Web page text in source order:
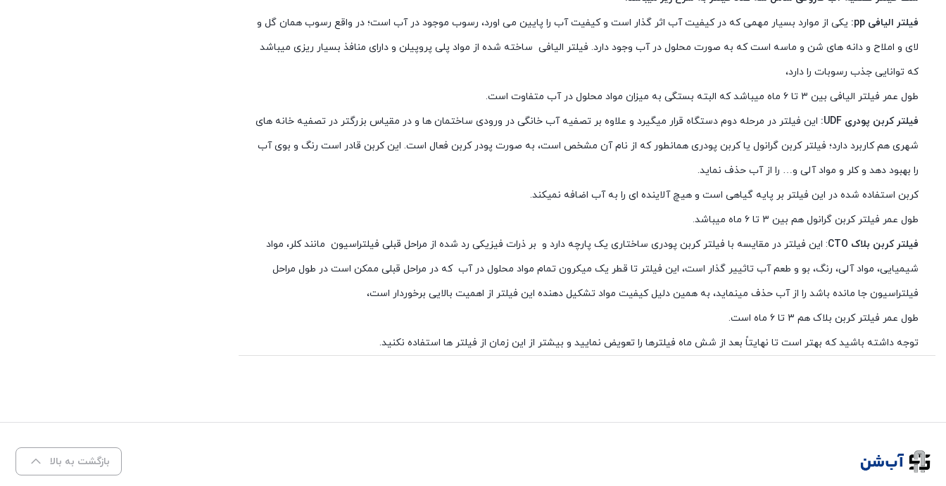
فیلتر الیافی pp:
یکی از موارد بسیار مهمی که در کیفیت آب اثر گذار است و کیفیت آب را پایین می اورد، رسوب موجود در آب است؛ در واقع رسوب همان گل و
لای و املاح و دانه های شن و ماسه است که به صورت محلول در آب وجود دارد. فیلتر الیافی ساخته شده از مواد پلی پروپیلن و دارای منافذ بسیار ریزی میباشد
که توانایی جذب رسوبات را دارد،
طول عمر فیلتر الیافی بین ۳ تا ۶ ماه میباشد که البته بستگی به میزان مواد محلول در آب متفاوت است.
فیلتر کربن پودری UDF:
این فیلتر در مرحله دوم دستگاه قرار میگیرد و علاوه بر تصفیه آب خانگی در ورودی ساختمان ها و در مقیاس بزرگتر در تصفیه خانه های
شهری هم کاربرد دارد؛ فیلتر کربن گرانول یا کربن پودری همانطور که از نام آن مشخص است، به صورت پودر کربن فعال است. این کربن قادر است رنگ و بوی آب
را بهبود دهد و کلر و مواد آلی و… را از آب حذف نماید.
کربن استفاده شده در این فیلتر بر پایه گیاهی است و هیچ آلاینده ای را به آب اضافه نمیکند.
طول عمر فیلتر کربن گرانول هم بین ۳ تا ۶ ماه میباشد.
فیلتر کربن بلاک CTO
: این فیلتر در مقایسه با فیلتر کربن پودری ساختاری یک پارچه دارد و بر ذرات فیزیکی رد شده از مراحل قبلی فیلتراسیون مانند کلر، مواد
شیمیایی، مواد آلی، رنگ، بو و طعم آب تاثییر گذار است، این فیلتر تا قطر یک میکرون تمام مواد محلول در آب که در مراحل قبلی ممکن است در طول مراحل
فیلتراسیون جا مانده باشد را از آب حذف مینماید، به همین دلیل کیفیت مواد تشکیل دهنده این فیلتر از اهمیت بالایی برخوردار است،
طول عمر فیلتر کربن بلاک هم ۳ تا ۶ ماه است.
توجه داشته باشید که بهتر است تا نهایتاً بعد از شش ماه فیلترها را تعویض نمایید و بیشتر از این زمان از فیلتر ها استفاده نکنید.
بازگشت به بالا